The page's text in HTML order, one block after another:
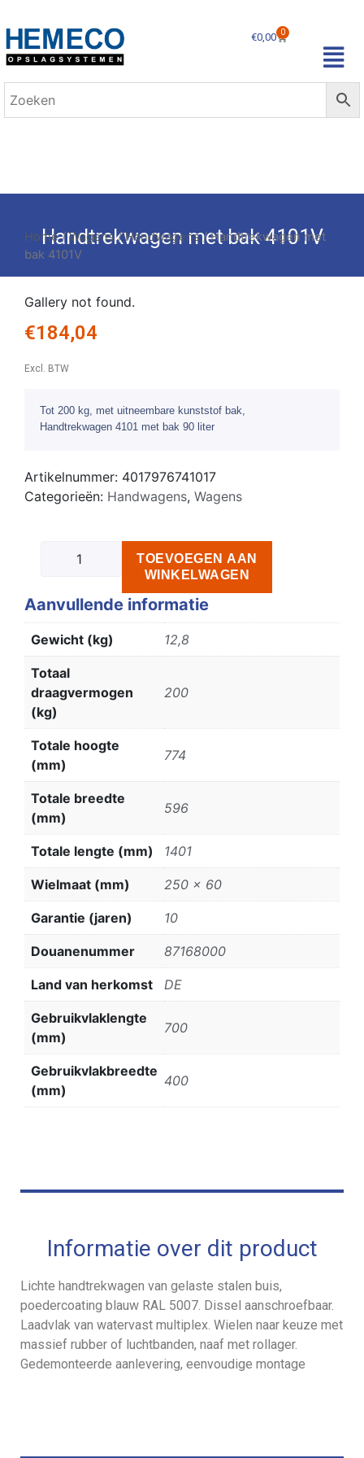
€0,00 0
Handtrekwagen met bak 4101V
Home/Wagens/Handwagens/ Handtrekwagen met
bak 4101V
Gallery not found.
€184,04
Excl. BTW
Tot 200 kg, met uitneembare kunststof bak,
Handtrekwagen 4101 met bak 90 liter
Artikelnummer: 4017976741017
Categorieën: Handwagens, Wagens
TOEVOEGEN AAN
WINKELWAGEN
Aanvullende informatie
Gewicht (kg) 12,8
Totaal
draagvermogen
(kg)
200
Totale hoogte
(mm)
774
Totale breedte
(mm)
596
Totale lengte (mm) 1401
Wielmaat (mm) 250 x 60
Garantie (jaren) 10
Douanenummer 87168000
Land van herkomst DE
Gebruikvlaklengte
(mm)
700
Gebruikvlakbreedte
(mm)
400
Informatie over dit product
Lichte handtrekwagen van gelaste stalen buis,
poedercoating blauw RAL 5007. Dissel aanschroefbaar.
Laadvlak van watervast multiplex. Wielen naar keuze met
massief rubber of luchtbanden, naaf met rollager.
Gedemonteerde aanlevering, eenvoudige montage